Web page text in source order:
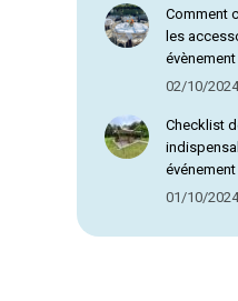
Comment
les
évènement
02/10/
Checklist
01/10/